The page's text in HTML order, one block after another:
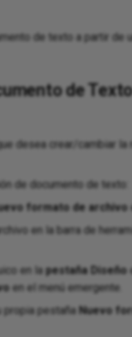
de texto a partir de
de
desea crear/cambiar la
de documento de texto:
formato de archivo
en la barra de
en lapestaña Diseño
en el menú emergente.
propia pestaña Nuevo